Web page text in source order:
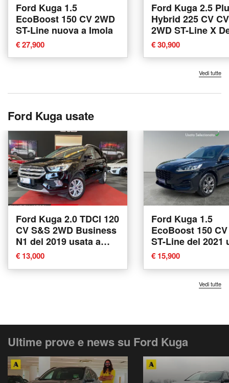
Ford Kuga 1.5
EcoBoost 150 CV 2WD
ST-Line nuova a Imola
€ 27,900
Ford Kuga 2.5
Hybrid 225 CV
2WD ST-Line X
nuova a
€ 30,900
Vedi tutte
Ford Kuga usate
Ford Kuga 2.0 TDCI 120
CV S&S 2WD Business
N1 del 2019 usata a
Cornate d'Adda
€ 13,000
Ford Kuga 1.5
EcoBoost 150
ST-Line del 2021
a Monteriggioni
€ 15,900
Vedi tutte
Ultime prove e news su Ford Kuga